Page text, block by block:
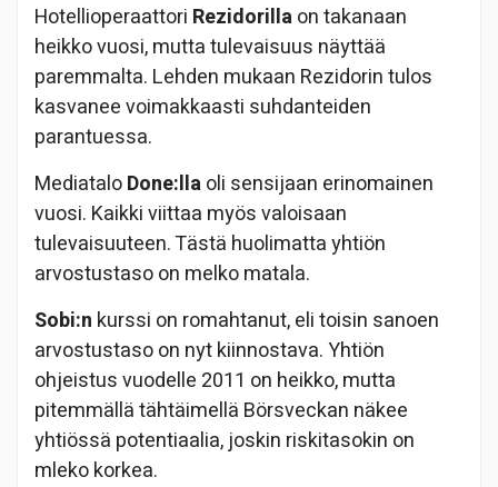
Hotellioperaattori Rezidorillaon takanaan
heikko vuosi, mutta tulevaisuus näyttää
paremmalta. Lehden mukaan Rezidorin tulos
kasvanee voimakkaasti suhdanteiden
parantuessa.
MediataloDone:llaoli sensijaan erinomainen
vuosi. Kaikki viittaa myös valoisaan
tulevaisuuteen. Tästä huolimatta yhtiön
arvostustaso on melko matala.
Sobi:n kurssi on romahtanut, eli toisin sanoen
arvostustaso on nyt kiinnostava. Yhtiön
ohjeistus vuodelle 2011 on heikko, mutta
pitemmällä tähtäimellä Börsveckan näkee
yhtiössä potentiaalia, joskin riskitasokin on
mleko korkea.